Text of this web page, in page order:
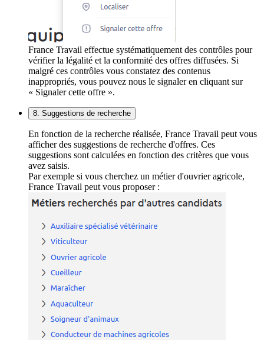
France Travail effectue systématiquement des contrôles pour
vérifier la légalité et la conformité des offres diffusées. Si
malgré ces contrôles vous constatez des contenus
inappropriés, vous pouvez nous le signaler en cliquant sur
« Signaler cette offre ».
8. Suggestions de recherche
En fonction de la recherche réalisée, France Travail peut vous
afficher des suggestions de recherche d'offres. Ces
suggestions sont calculées en fonction des critères que vous
avez saisis.
Par exemple si vous cherchez un métier d'ouvrier agricole,
France Travail peut vous proposer :